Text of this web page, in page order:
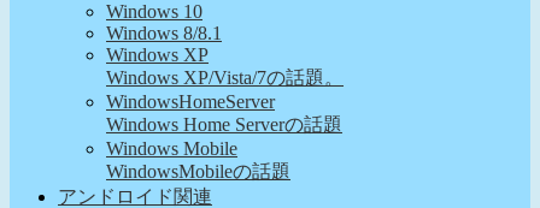
Windows 10
Windows 8/8.1
Windows XP
Windows XP/Vista/7の話題。
WindowsHomeServer
Windows Home Serverの話題
Windows Mobile
WindowsMobileの話題
アンドロイド関連